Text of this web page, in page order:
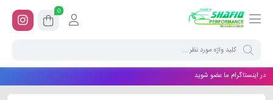
0
در اینستاگرام ما عضو شوید